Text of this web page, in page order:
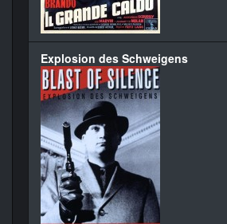
Explosion des Schweigens